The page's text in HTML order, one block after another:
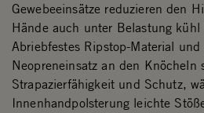
Gewebeeinsätze reduzieren den
Hände auch unter Belastung kühl
Abriebfestes Ripstop-Material
Neopreneinsatz an den Knöcheln
Strapazierfähigkeit und Schutz,
Innenhandpolsterung leichte